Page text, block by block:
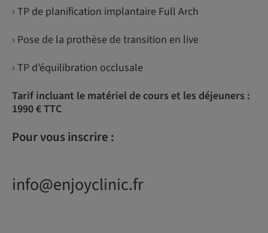
› TP de planification implantaire Full Arch
› Pose de la prothèse de transition en live
› TP d’équilibration occlusale
Tarif incluant le matériel de cours et les déjeuners :
1990 € TTC
Pour vous inscrire :
info@enjoyclinic.fr